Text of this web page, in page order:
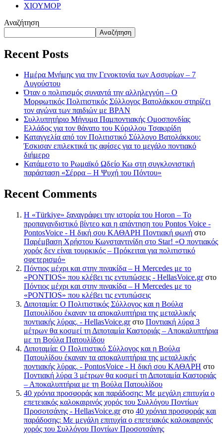
ΧΙΟΥΜΟΡ
Αναζήτηση
Αναζήτηση
Recent Posts
Ημέρα Μνήμης για την Γενοκτονία των Ασσυρίων – 7
Αυγούστου
Όταν ο πολιτισμός συναντά την αλληλεγγύη – Ο
Μορφωτικός Πολιτιστικός Σύλλογος Βατολάκκου στηρίζει
τον αγώνα των παιδιών με BPAN
Συλλυπητήριο Μήνυμα Παμποντιακής Ομοσπονδίας
Ελλάδος για τον θάνατο του Κύριλλου Τσακιρίδη
Καταγγελία από τον Πολιτιστικό Σύλλογο Βατολάκκου:
Έσκισαν επιλεκτικά τις αφίσες για το μεγάλο ποντιακό
διήμερο
Κατάμεστο το Ρωμαϊκό Ωδείο Κω στη συγκλονιστική
παράσταση «Σέρρα – Η Ψυχή του Πόντου»
Recent Comments
Η «Türkiye» ξαναγράφει την ιστορία του Horon – Το
προπαγανδιστικό βίντεο και η απάντηση του Pontos Voice -
PontosVoice - H δική σου ΚΑΘΑΡΗ Ποντιακή φωνή στο
Παρέμβαση Χρήστου Κωνσταντινίδη στο Star! «Ο ποντιακός
χορός δεν είναι τουρκικός – Πρόκειται για πολιτιστικό
σφετερισμό»
Πόντιος μέχρι και στην πινακίδα – Η Mercedes με το
«PONTIOS» που κλέβει τις εντυπώσεις - HellasVoice.grστο
Πόντιος μέχρι και στην πινακίδα – Η Mercedes με το
«PONTIOS» που κλέβει τις εντυπώσεις
Διποταμία: Ο Πολιτιστικός Σύλλογος και η Βούλα
Πατουλίδου έκαναν τα αποκαλυπτήρια της μεταλλικής
ποντιακής λύρας. - HellasVoice.grστο Ποντιακή λύρα 3
μέτρων θα κοσμεί τη Διποταμία Καστοριάς – Αποκαλυπτήρια
με τη Βούλα Πατουλίδου
Διποταμία: Ο Πολιτιστικό Σύλλογος και η Βούλα
Πατουλίδου έκαναν τα αποκαλυπτήρια της μεταλλικής
ποντιακής λύρας. - PontosVoice - H δική σου ΚΑΘΑΡΗ στο
Ποντιακή λύρα 3 μέτρων θα κοσμεί τη Διποταμία Καστοριάς
– Αποκαλυπτήρια με τη Βούλα Πατουλίδου
40 χρόνια προσφοράς και παράδοσης: Με μεγάλη επιτυχία ο
επετειακός καλοκαιρινός χορός του Συλλόγου Ποντίων
Προσοτσάνης - HellasVoice.grστο 40 χρόνια προσφοράς και
παράδοσης: Με μεγάλη επιτυχία ο επετειακός καλοκαιρινός
χορός του Συλλόγου Ποντίων Προσοτσάνης